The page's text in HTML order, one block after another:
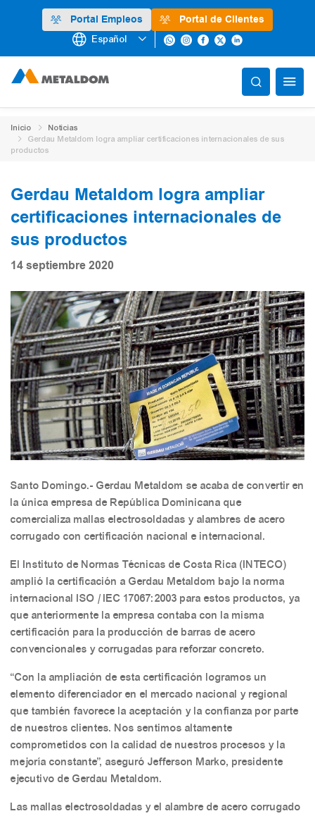
Portal Empleos Portal de Clientes
Español
Inicio
Noticias
Gerdau Metaldom logra ampliar certificaciones internacionales de sus
productos
Gerdau Metaldom logra ampliar
certificaciones internacionales de
sus productos
14 septiembre 2020
Santo Domingo.- Gerdau Metaldom se acaba de convertir en
la única empresa de República Dominicana que
comercializa mallas electrosoldadas y alambres de acero
corrugado con certificación nacional e internacional.
El Instituto de Normas Técnicas de Costa Rica (INTECO)
amplió la certificación a Gerdau Metaldom bajo la norma
internacional ISO / IEC 17067:2003 para estos productos, ya
que anteriormente la empresa contaba con la misma
certificación para la producción de barras de acero
convencionales y corrugadas para reforzar concreto.
“Con la ampliación de esta certificación logramos un
elemento diferenciador en el mercado nacional y regional
que también favorece la aceptación y la confianza por parte
de nuestros clientes. Nos sentimos altamente
comprometidos con la calidad de nuestros procesos y la
mejoría constante”, aseguró Jefferson Marko, presidente
ejecutivo de Gerdau Metaldom.
Las mallas electrosoldadas y el alambre de acero corrugado